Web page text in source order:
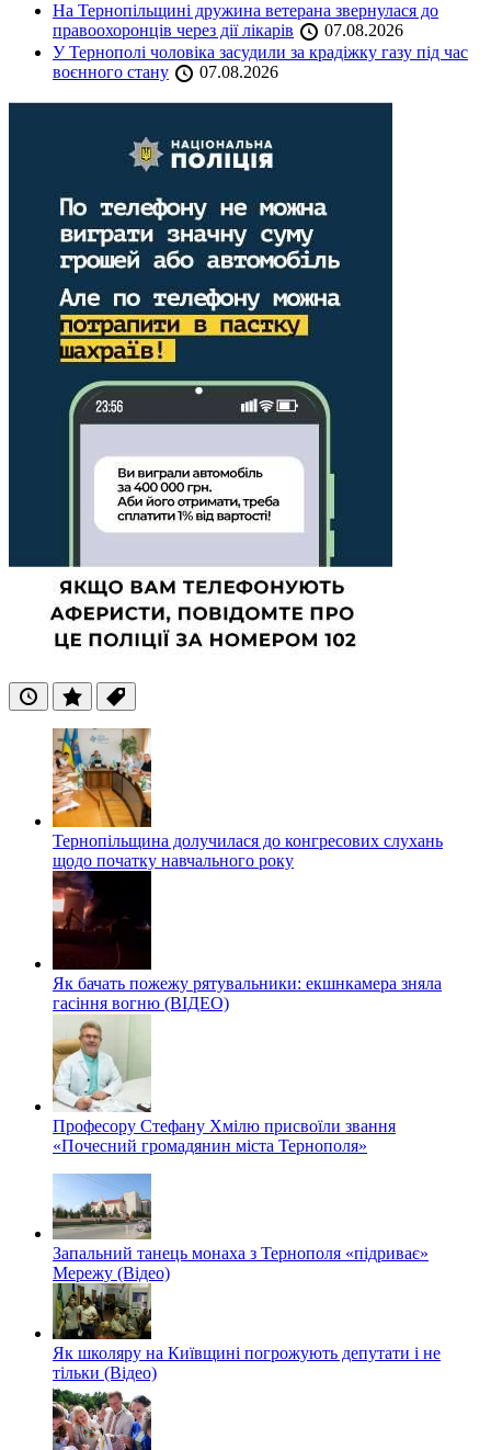
На Тернопільщині дружина ветерана звернулася до
правоохоронців через дії лікарів
07.08.2026
У Тернополі чоловіка засудили за крадіжку газу під час
воєнного стану
07.08.2026
ОстанніПопулярні
Теги
Тернопільщина долучилася до конгресових слухань
щодо початку навчального року
Як бачать пожежу рятувальники: екшнкамера зняла
гасіння вогню (ВІДЕО)
Професору Стефану Хмілю присвоїли звання
«Почесний громадянин міста Тернополя»
Запальний танець монаха з Тернополя «підриває»
Мережу (Відео)
Як школяру на Київщині погрожують депутати і не
тільки (Відео)